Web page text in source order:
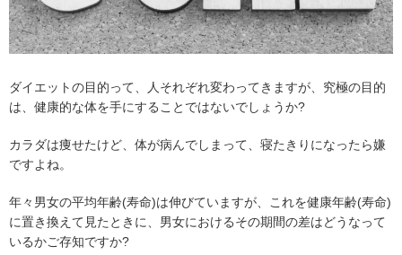
ダイエットの目的って、人それぞれ変わってきますが、究極の目的
は、健康的な体を手にすることではないでしょうか?
カラダは痩せたけど、体が病んでしまって、寝たきりになったら嫌
ですよね。
年々男女の平均年齢(寿命)は伸びていますが、これを健康年齢(寿命)
に置き換えて見たときに、男女におけるその期間の差はどうなって
いるかご存知ですか?